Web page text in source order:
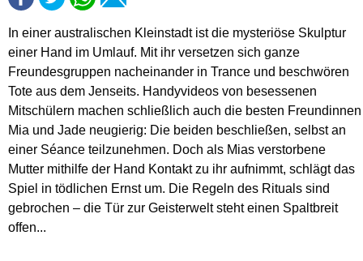
In einer australischen Kleinstadt ist die mysteriöse Skulptur
einer Hand im Umlauf. Mit ihr versetzen sich ganze
Freundesgruppen nacheinander in Trance und beschwören
Tote aus dem Jenseits. Handyvideos von besessenen
Mitschülern machen schließlich auch die besten Freundinnen
Mia und Jade neugierig: Die beiden beschließen, selbst an
einer Séance teilzunehmen. Doch als Mias verstorbene
Mutter mithilfe der Hand Kontakt zu ihr aufnimmt, schlägt das
Spiel in tödlichen Ernst um. Die Regeln des Rituals sind
gebrochen – die Tür zur Geisterwelt steht einen Spaltbreit
offen...